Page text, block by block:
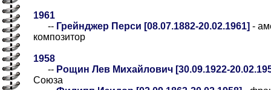
1961
-- Грейнджер Перси [08.07.1882-20.02.1961] -
композитор
1958
-- Рощин Лев Михайлович [30.09.1922-
Союза